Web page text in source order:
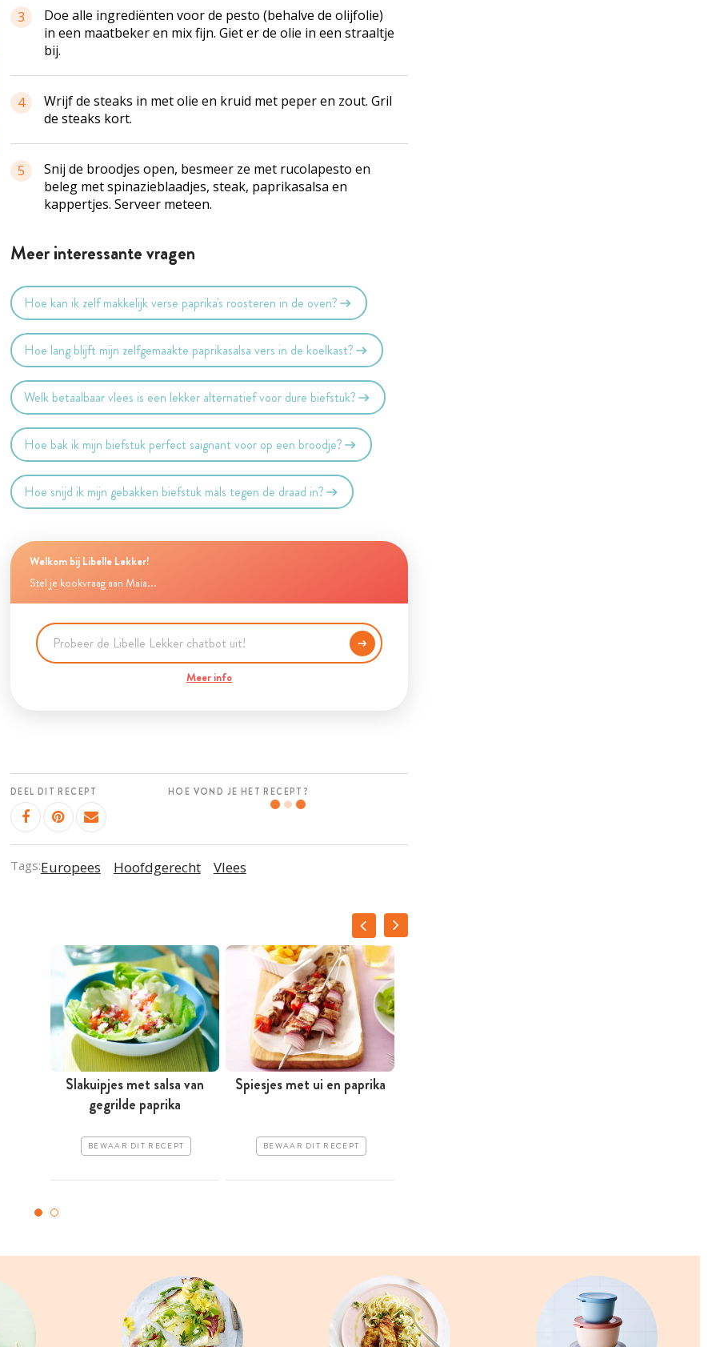
3
Doe alle ingrediënten voor de pesto (behalve de olijfolie)
in een maatbeker en mix fijn. Giet er de olie in een straaltje
bij.
4
Wrijf de steaks in met olie en kruid met peper en zout. Gril
de steaks kort.
5 Snij de broodjes open, besmeer ze met rucolapesto en
beleg metspinazieblaadjes, steak, paprikasalsa en
kappertjes. Serveer meteen.
Meer interessante vragen
Hoe kan ik zelf makkelijk verse paprika's roosteren in de oven?
Hoe lang blijft mijn zelfgemaakte paprikasalsa vers in de koelkast?
Welk betaalbaar vlees is een lekker alternatief voor dure biefstuk?
Hoe bak ik mijn biefstuk perfect saignant voor op een broodje?
Hoe snijd ik mijn gebakken biefstuk mals tegen de draad in?
Welkom bij Libelle Lekker!
Stel je kookvraag aan Maia...
Meer info
DEEL DIT RECEPT HOE VOND JE HET RECEPT?
Tags:Europees Hoofdgerecht Vlees
Slakuipjes met salsa van
gegrilde paprika
BEWAAR DIT RECEPT
Spiesjes met ui en paprika
BEWAAR DIT RECEPT